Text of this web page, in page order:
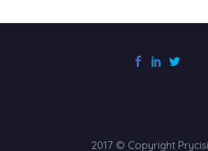
2017 © Copyright